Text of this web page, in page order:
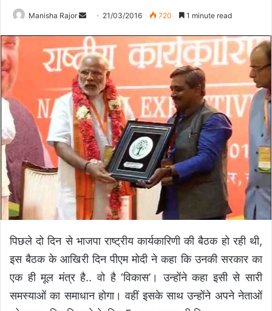
Manisha Rajor
n
d
a
n
e
m
a
i
l
21/03/2016 720 1 minute read
पिछले दो दिन से भाजपा राष्ट्रीय कार्यकारिणी की बैठक हो रही थी,
इस बैठक के आखिरी दिन पीएम मोदी ने कहा कि उनकी सरकार का
एक ही मूल मंत्र है.. वो है ‘विकास’। उन्होंने कहा इसी से सारी
समस्याओं का समाधान होगा। वहीं इसके साथ उन्होंने अपने नेताओं